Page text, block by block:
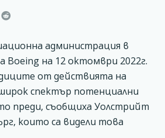
администрация в
Boeing на 12 октомври 2022г.
от действията на
спектър потенциални
преди, съобщиха Уолстрийт
които са видели това